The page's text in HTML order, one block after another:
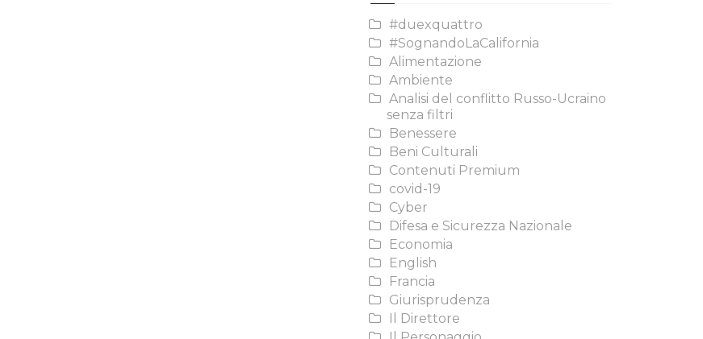
#duexquattro
#SognandoLaCalifornia
Alimentazione
Ambiente
Analisi del conflitto Russo-Ucraino
senza filtri
Benessere
Beni Culturali
Contenuti Premium
covid-19
Cyber
Difesa e Sicurezza Nazionale
Economia
English
Francia
Giurisprudenza
Il Direttore